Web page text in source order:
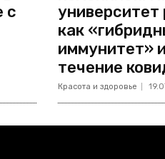
с
университет
как
иммунитет»
течение
Красота и здоровье